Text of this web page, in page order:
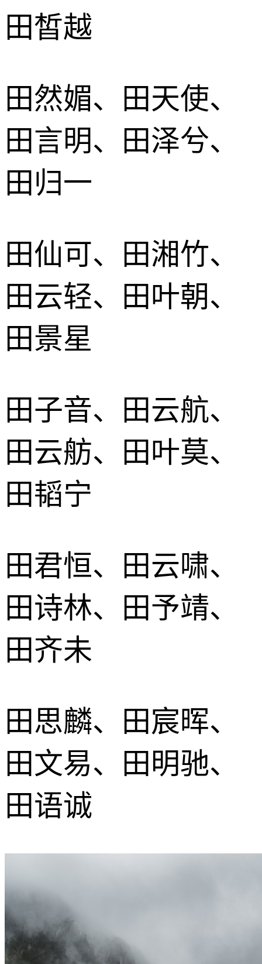
田皙越
田然媚、田天使、
田言明、田泽兮、
田归一
田仙可、田湘竹、
田云轻、田叶朝、
田景星
田子音、田云航、
田云舫、田叶莫、
田韬宁
田君恒、田云啸、
田诗林、田予靖、
田齐未
田思麟、田宸晖、
田文易、田明驰、
田语诚